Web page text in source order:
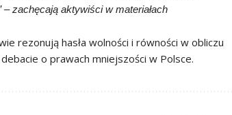
zachęcają aktywiści w materiałach
rezonują hasła wolności i równości w obliczu
o prawach mniejszości w Polsce.